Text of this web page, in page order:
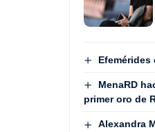
Efemérides
MenaRD
primer oro de
Alexandra